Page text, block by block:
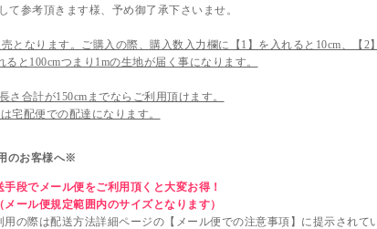
て参考頂きます様、予め御了承下さいませ。
となります。ご購入の際、購入数入力欄に【1】を入れると10cm、【2
ると100cmつまり1mの生地が届く事になります。
さ合計が150cmまでならご利用頂けます。
宅配便での配達になります。
のお客様へ※
手段でメール便をご利用頂くと大変お得！
ール便規定範囲内のサイズとなります）
用の際は配送方法詳細ページの【メール便での注意事項】に提示されて